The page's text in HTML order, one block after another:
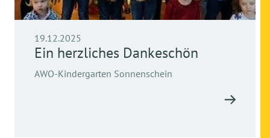
19.12.2025
Ein herzliches Dankeschön
AWO-Kindergarten Sonnenschein